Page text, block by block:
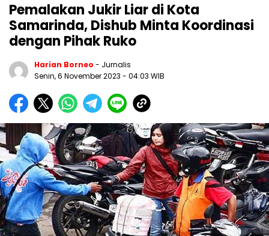
Pemalakan Jukir Liar di Kota
Samarinda, Dishub Minta Koordinasi
dengan Pihak Ruko
Harian Borneo - Jurnalis
Senin, 6 November 2023 - 04:03 WIB